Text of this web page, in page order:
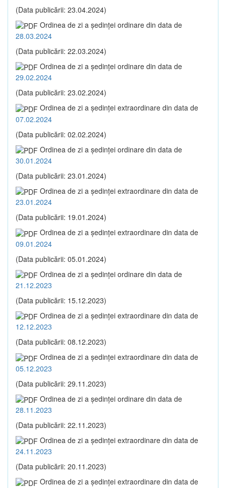
(Data publicării: 23.04.2024)
Ordinea de zi a şedinţei ordinare din data de
28.03.2024
(Data publicării: 22.03.2024)
Ordinea de zi a şedinţei ordinare din data de
29.02.2024
(Data publicării: 23.02.2024)
Ordinea de zi a şedinţei extraordinare din data de
07.02.2024
(Data publicării: 02.02.2024)
Ordinea de zi a şedinţei ordinare din data de
30.01.2024
(Data publicării: 23.01.2024)
Ordinea de zi a şedinţei extraordinare din data de
23.01.2024
(Data publicării: 19.01.2024)
Ordinea de zi a şedinţei extraordinare din data de
09.01.2024
(Data publicării: 05.01.2024)
Ordinea de zi a şedinţei ordinare din data de
21.12.2023
(Data publicării: 15.12.2023)
Ordinea de zi a şedinţei extraordinare din data de
12.12.2023
(Data publicării: 08.12.2023)
Ordinea de zi a şedinţei extraordinare din data de
05.12.2023
(Data publicării: 29.11.2023)
Ordinea de zi a şedinţei ordinare din data de
28.11.2023
(Data publicării: 22.11.2023)
Ordinea de zi a şedinţei extraordinare din data de
24.11.2023
(Data publicării: 20.11.2023)
Ordinea de zi a şedinţei extraordinare din data de